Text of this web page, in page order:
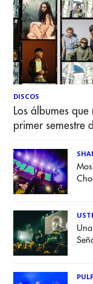
DISCOS
Los álbumes
primer semestre